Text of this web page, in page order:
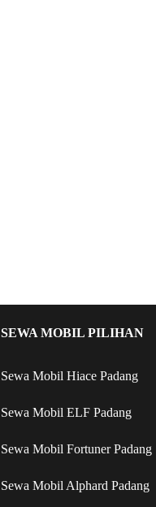
SEWA MOBIL PILIHAN
Sewa Mobil Hiace Padang
Sewa Mobil ELF Padang
Sewa Mobil Fortuner Padang
Sewa Mobil Alphard Padang